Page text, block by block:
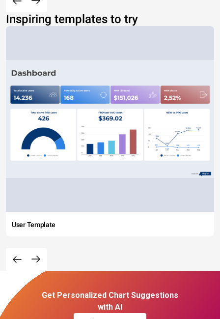
Inspiring templates to try
User Template
Get Personalized Chart Suggestions
with AI